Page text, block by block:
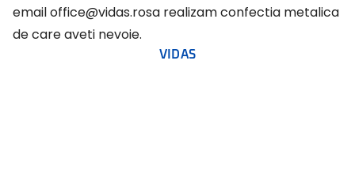
emailoffice@vidas.rosa realizam confectia metalica
de care aveti nevoie.
VIDAS